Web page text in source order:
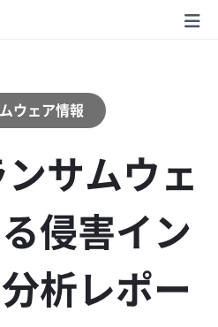
ウェア情報
サムウェ
侵害イン
析レポー